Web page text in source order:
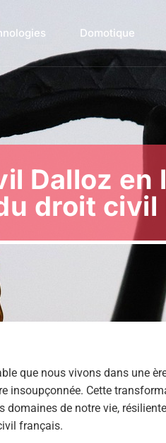
Domotique
Dalloz
droit civil
que nous vivons dans une
insoupçonnée. Cette
domaines de notre vie,
français.